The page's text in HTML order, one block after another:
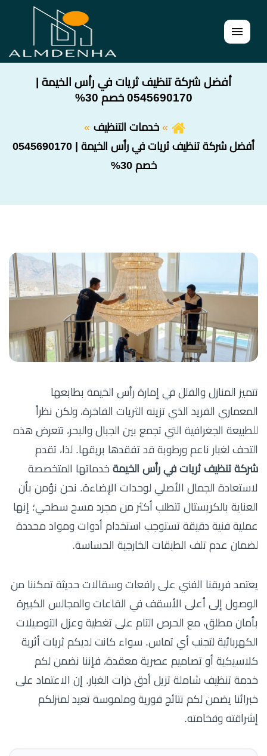
القائمة
أفضل شركة تنظيف ثريات في رأس الخيمة |
0545690170 خصم 30%
خدمات التنظيف
أفضل شركة تنظيف ثريات في رأس الخيمة | 0545690170
خصم 30%
تتميز المنازل والفلل في إمارة رأس الخيمة بطابعها
المعماري الفريد الذي تزينه الثريات الفاخرة، ولكن نظراً
للطبيعة الجغرافية التي تجمع بين الجبال والبحر، تتعرض هذه
التحف لغبار ناعم ورطوبة قد تفقدها بريقها. لذا، تقدم
شركة تنظيف ثريات في رأس الخيمة خدماتها المتخصصة
لاستعادة الجمال الأصلي لوحدات الإضاءة. نحن نؤمن بأن
العناية بالكريستال تتطلب أكثر من مجرد مسح سطحي؛ إنها
عملية فنية دقيقة تستوجب استخدام أدوات ومواد محددة
لضمان عدم تلف الطبقات الخارجية الحساسة.
يعتمد فريقنا الفني على رافعات وسقالات حديثة تمكننا من
الوصول إلى أعلى الأسقف في القاعات والمجالس الكبيرة
بأمان مطلق، مع الحرص التام على تغطية وعزل التوصيلات
الكهربائية لتجنب أي تماس. سواء كانت لديكم ثريات أثرية
كلاسيكية أو تصاميم عصرية معقدة، فإننا نضمن لكم
خدمة تنظيف شاملة تزيل أدق ذرات الغبار. إن الاعتماد على
خبرائنا يضمن لكم نتائج فورية وملموسة تعيد لمنزلكم
إشراقته وفخامته.